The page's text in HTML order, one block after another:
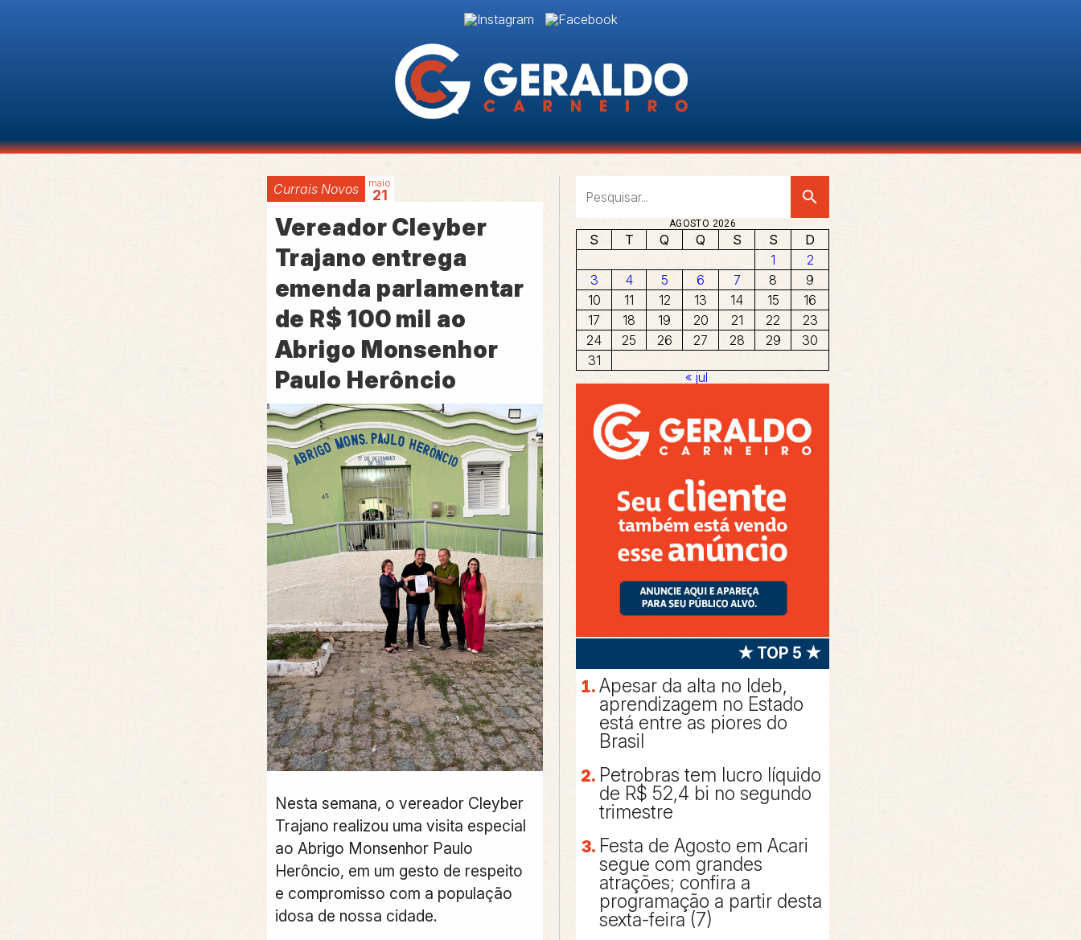
Currais Novos 21
maio
Vereador Cleyber
Trajano entrega
emenda parlamentar
de R$ 100 mil ao
Abrigo Monsenhor
Paulo Herôncio
Nesta semana, o vereador Cleyber
Trajano realizou uma visita especial
ao Abrigo Monsenhor Paulo
Herôncio, em um gesto de respeito
e compromisso com a população
idosa de nossa cidade.
search
AGOSTO 2026
S T Q Q S S
D
1
2
3
4 5 6 7 8
9
10
11 12 13 14 15
16
17
18 19 20 21 22
23
24
25 26 27 28 29
30
31
« jul
★ TOP 5 ★
Apesar da alta no Ideb,
aprendizagem no Estado
está entre as piores do
Brasil
Petrobras tem lucro líquido
de R$ 52,4 bi no segundo
trimestre
Festa de Agosto em Acari
segue com grandes
atrações; confira a
programação a partir desta
sexta-feira (7)